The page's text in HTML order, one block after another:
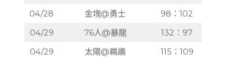
04/28
金塊@勇士
98：102
04/29
76人@暴龍
132：97
04/29
太陽@鵜鶘
115：109